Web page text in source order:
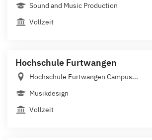
Sound and Music Production
Vollzeit
Hochschule Furtwangen
Hochschule Furtwangen Campus...
Musikdesign
Vollzeit